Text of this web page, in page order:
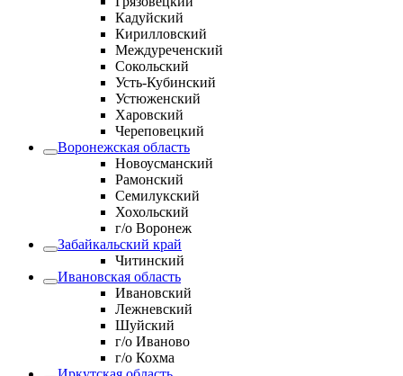
Кадуйский
Кирилловский
Междуреченский
Сокольский
Усть-Кубинский
Устюженский
Харовский
Череповецкий
Воронежская область
Новоусманский
Рамонский
Семилукский
Хохольский
г/о Воронеж
Забайкальский край
Читинский
Ивановская область
Ивановский
Лежневский
Шуйский
г/о Иваново
г/о Кохма